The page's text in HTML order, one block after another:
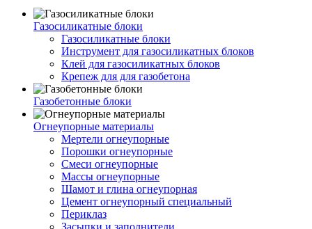
Газосиликатные блоки
Газосиликатные блоки
Инструмент для газосиликатных блоков
Клей для газосиликатных блоков
Крепеж для для газобетона
Газобетонные блоки
Огнеупорные материалы
Мертели огнеупорные
Порошки огнеупорные
Смеси огнеупорные
Массы огнеупорные
Шамот и глина огнеупорная
Цемент огнеупорный специальный
Периклаз
Засыпки и заполнители